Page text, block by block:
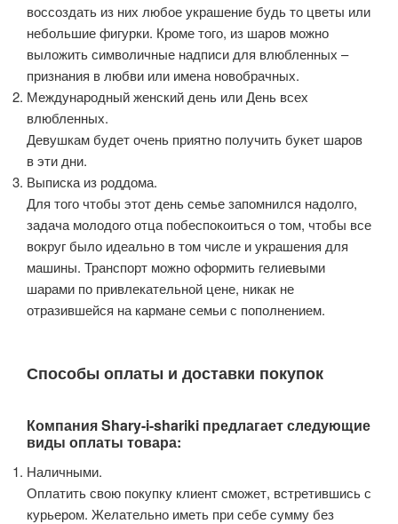
воссоздать из них любое украшение будь то цветы или
небольшие фигурки. Кроме того, из шаров можно
выложить символичные надписи для влюбленных –
признания в любви или имена новобрачных.
Международный женский день или День всех
влюбленных.
Девушкам будет очень приятно получить букет шаров
в эти дни.
Выписка из роддома.
Для того чтобы этот день семье запомнился надолго,
задача молодого отца побеспокоиться о том, чтобы все
вокруг было идеально в том числе и украшения для
машины. Транспорт можно оформить гелиевыми
шарами по привлекательной цене, никак не
отразившейся на кармане семьи с пополнением.
Способы оплаты и доставки покупок
Компания Shary-i-shariki предлагает следующие
виды оплаты товара:
Наличными.
Оплатить свою покупку клиент сможет, встретившись с
курьером. Желательно иметь при себе сумму без